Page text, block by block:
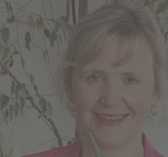
Komfort
Diese Cookies helfen uns, Ihnen die
zu erleichtern. So können wir
Suchbegriffe oder Webseiten-
speichern und Ihnen diese bei einem
Seite schnell wieder zur Verfügung stellen.
Marketing
Wir verwenden Cookies für
anzuzeigen, die relevanter für Sie sind.
beispielsweise Angebote präsentieren,
bisheriges Suchverhalten zugeschnitten